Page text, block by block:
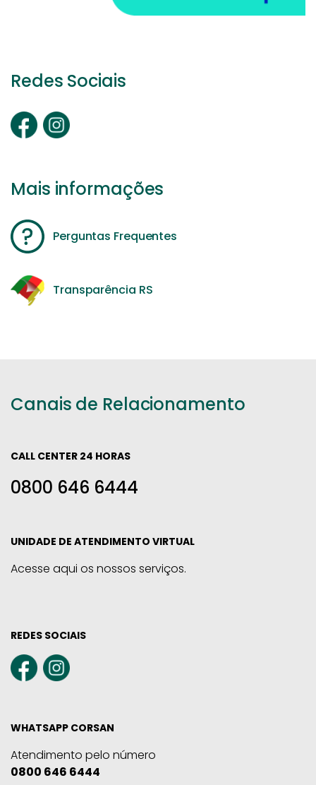
Redes Sociais
Mais informações
Perguntas Frequentes
Transparência RS
Canais de Relacionamento
CALL CENTER 24 HORAS
0800 646 6444
UNIDADE DE ATENDIMENTO VIRTUAL
Acesse aqui os nossos serviços.
REDES SOCIAIS
WHATSAPP CORSAN
Atendimento pelo número
0800 646 6444